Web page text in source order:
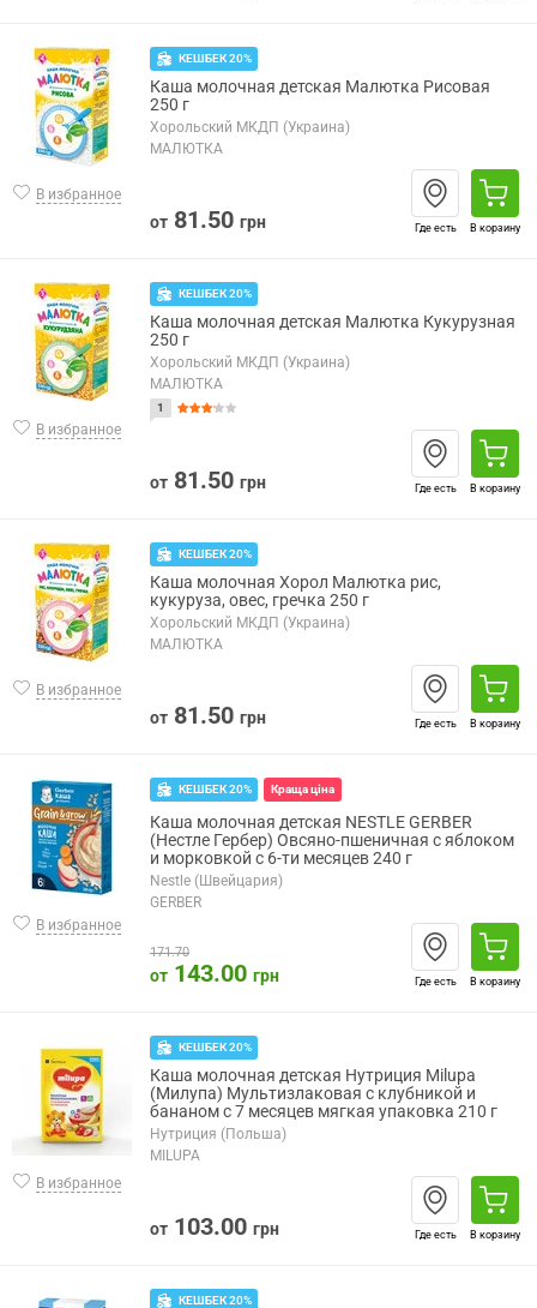
В избранное
КЕШБЕК 20%
Каша молочная детская Малютка Рисовая
250 г
Хорольский МКДП (Украина)
МАЛЮТКА
от 81.50 грн Где есть В корзину
В избранное
КЕШБЕК 20%
Каша молочная детская Малютка Кукурузная
250 г
Хорольский МКДП (Украина)
МАЛЮТКА
1
от 81.50 грн Где есть В корзину
В избранное
КЕШБЕК 20%
Каша молочная Хорол Малютка рис,
кукуруза, овес, гречка 250 г
Хорольский МКДП (Украина)
МАЛЮТКА
от 81.50 грн Где есть В корзину
В избранное
КЕШБЕК 20% Краща ціна
Каша молочная детская NESTLE GERBER
(Нестле Гербер) Овсяно-пшеничная с яблоком
и морковкой с 6-ти месяцев 240 г
Nestle (Швейцария)
GERBER
171.70
от 143.00 грн Где есть В корзину
В избранное
КЕШБЕК 20%
Каша молочная детская Нутриция Milupa
(Милупа) Мультизлаковая с клубникой и
бананом с 7 месяцев мягкая упаковка 210 г
Нутриция (Польша)
MILUPA
от 103.00 грн Где есть В корзину
КЕШБЕК 20%